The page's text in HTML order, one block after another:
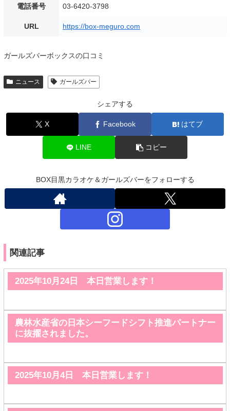
電話番号 03-6420-3798
URL https://box-meguro.com
ガールズバーボックスの口コミ
ニュース ガールズバー
シェアする
X Facebook はてブ
LINE コピー
BOX目黒カラオケ＆ガールズバーをフォローする
関連記事
2025年10月24日 本日営業します！
農林水産省の日本シーフードシフト推進パートナー
に抜擢されました。
2025年10月4日 本日営業します！